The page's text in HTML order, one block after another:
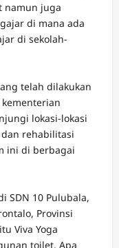
namun juga
di mana ada
di sekolah-
telah dilakukan
lokasi-lokasi
rehabilitasi
ini di berbagai
SDN 10 Pulubala,
Provinsi
Viva Yoga
toilet. Apa